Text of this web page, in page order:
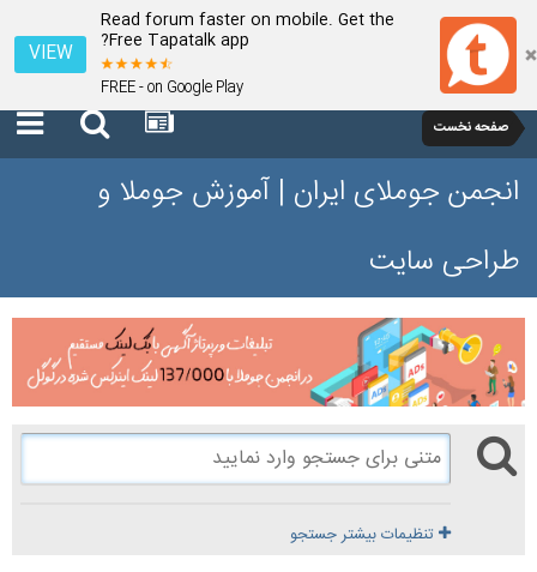
Read forum faster on mobile. Get the
Free Tapatalk app?
FREE - on Google Play
VIEW
صفحه نخست
انجمن جوملای ایران | آموزش جوملا و
طراحی سایت
تنظیمات بیشتر جستجو